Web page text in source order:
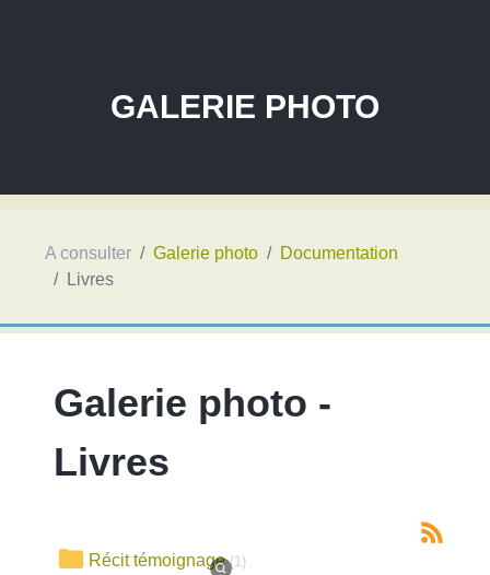
GALERIE PHOTO
A consulter Galerie photo
Documentation
Livres
Galerie photo -
Livres
Récit témoignage (1)